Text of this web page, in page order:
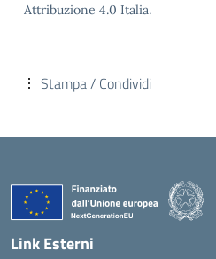
Attribuzione 4.0 Italia.
Stampa / Condividi
Link Esterni